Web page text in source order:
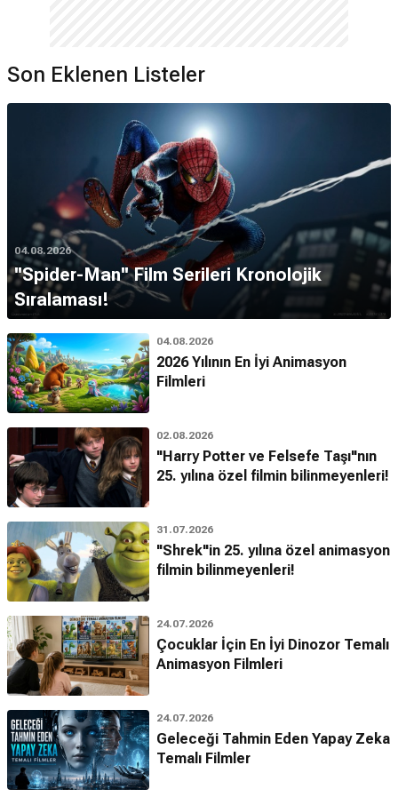
Son Eklenen Listeler
04.08.2026
''Spider-Man'' Film Serileri Kronolojik
Sıralaması!
04.08.2026
2026 Yılının En İyi Animasyon
Filmleri
02.08.2026
"Harry Potter ve Felsefe Taşı"nın
25. yılına özel filmin bilinmeyenleri!
31.07.2026
"Shrek"in 25. yılına özel animasyon
filmin bilinmeyenleri!
24.07.2026
Çocuklar İçin En İyi Dinozor Temalı
Animasyon Filmleri
24.07.2026
Geleceği Tahmin Eden Yapay Zeka
Temalı Filmler